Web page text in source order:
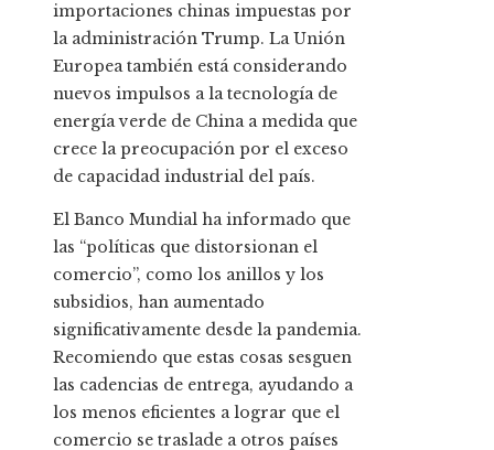
importaciones chinas impuestas por
la administración Trump. La Unión
Europea también está considerando
nuevos impulsos a la tecnología de
energía verde de China a medida que
crece la preocupación por el exceso
de capacidad industrial del país.
El Banco Mundial ha informado que
las “políticas que distorsionan el
comercio”, como los anillos y los
subsidios, han aumentado
significativamente desde la pandemia.
Recomiendo que estas cosas sesguen
las cadencias de entrega, ayudando a
los menos eficientes a lograr que el
comercio se traslade a otros países